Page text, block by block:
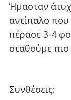
Ήμασταν
αντίπαλο που
πέρασε 3-4
σταθούμε πιο
Συνθέσεις: